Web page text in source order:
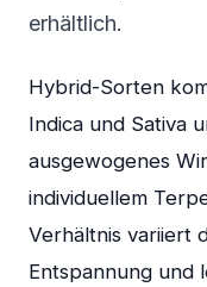
erhältlich.
Hybrid-Sorten
Indica und Sativa
ausgewogenes
individuellem
Verhältnis variiert
Entspannung und